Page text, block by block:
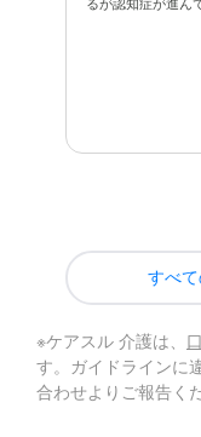
すべ
※ケアスル 介護は、
す。ガイドラインに
合わせよりご報告く